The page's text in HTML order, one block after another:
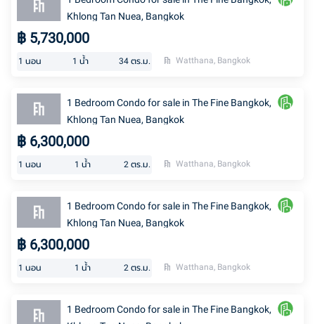
Khlong Tan Nuea, Bangkok
฿ 5,730,000
1 นอน 1 น้ำ 34 ตร.ม. Watthana, Bangkok
1 Bedroom Condo for sale in The Fine Bangkok,
Khlong Tan Nuea, Bangkok
฿ 6,300,000
1 นอน 1 น้ำ 2 ตร.ม. Watthana, Bangkok
1 Bedroom Condo for sale in The Fine Bangkok,
Khlong Tan Nuea, Bangkok
฿ 6,300,000
1 นอน 1 น้ำ 2 ตร.ม. Watthana, Bangkok
1 Bedroom Condo for sale in The Fine Bangkok,